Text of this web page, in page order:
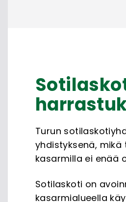
Turun
yhdistyksenä,
kasarmilla ei enää
Sotilaskoti on
kasarmialueella